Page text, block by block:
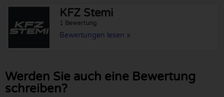
KFZ Stemi
1 Bewertung
Bewertungen lesen »
Werden Sie auch eine Bewertung
schreiben?